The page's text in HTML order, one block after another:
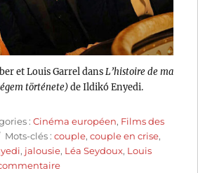
et Louis Garrel dansL’histoire de ma
története)de Ildikó Enyedi.
:Cinéma européen, Films des
Étiquettes
Mots-clés :couple,couple en crise,
, jalousie, Léa Seydoux, Louis
sur